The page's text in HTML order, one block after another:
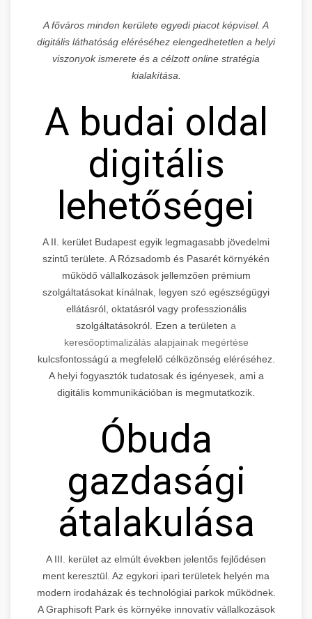
A főváros minden kerülete egyedi piacot képvisel. A
digitális láthatóság eléréséhez elengedhetetlen a helyi
viszonyok ismerete és a célzott online stratégia
kialakítása.
A budai oldal
digitális
lehetőségei
A II. kerület Budapest egyik legmagasabb jövedelmi
szintű területe. A Rózsadomb és Pasarét környékén
működő vállalkozások jellemzően prémium
szolgáltatásokat kínálnak, legyen szó egészségügyi
ellátásról, oktatásról vagy professzionális
szolgáltatásokról. Ezen a területen a
keresőoptimalizálás alapjainak megértése
kulcsfontosságú a megfelelő célközönség eléréséhez.
A helyi fogyasztók tudatosak és igényesek, ami a
digitális kommunikációban is megmutatkozik.
Óbuda
gazdasági
átalakulása
A III. kerület az elmúlt években jelentős fejlődésen
ment keresztül. Az egykori ipari területek helyén ma
modern irodaházak és technológiai parkok működnek.
A Graphisoft Park és környéke innovatív vállalkozások